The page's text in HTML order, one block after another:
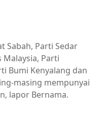
Sabah, Parti Sedar
Malaysia, Parti
Bumi Kenyalang dan
masing mempunyai
lapor Bernama.